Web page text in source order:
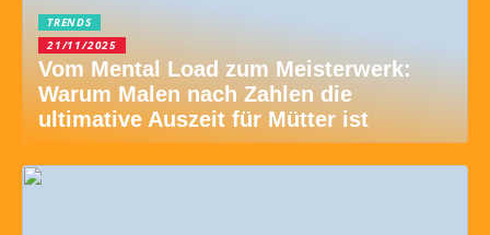
TRENDS
21/11/2025
Vom Mental Load zum Meisterwerk:
Warum Malen nach Zahlen die
ultimative Auszeit für Mütter ist